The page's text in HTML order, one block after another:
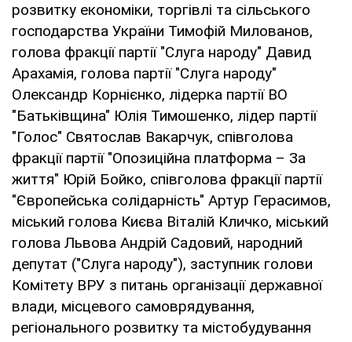
розвитку економіки, торгівлі та сільського
господарства України Тимофій Милованов,
голова фракції партії "Слуга народу" Давид
Арахамія, голова партії "Слуга народу"
Олександр Корнієнко, лідерка партії ВО
"Батьківщина" Юлія Тимошенко, лідер партії
"Голос" Святослав Вакарчук, співголова
фракції партії "Опозиційна платформа – За
життя" Юрій Бойко, співголова фракції партії
"Європейська солідарність" Артур Герасимов,
міський голова Києва Віталій Кличко, міський
голова Львова Андрій Садовий, народний
депутат ("Слуга народу"), заступник голови
Комітету ВРУ з питань організації державної
влади, місцевого самоврядування,
регіонального розвитку та містобудування